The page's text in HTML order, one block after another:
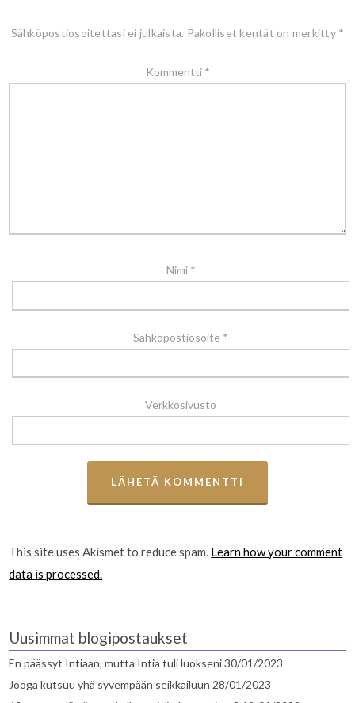
Sähköpostiosoitettasi ei julkaista. Pakolliset kentät on merkitty *
Kommentti *
Nimi *
Sähköpostiosoite *
Verkkosivusto
This site uses Akismet to reduce spam. Learn how your comment
data is processed.
Uusimmat blogipostaukset
En päässyt Intiaan, mutta Intia tuli luokseni30/01/2023
Jooga kutsuu yhä syvempään seikkailuun 28/01/2023